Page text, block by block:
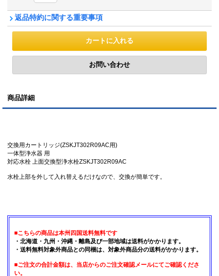
返品特約に関する重要事項
商品詳細
交換用カートリッジ(ZSKJT302R09AC用)
一体型浄水器 用
対応水栓 上面交換型浄水栓ZSKJT302R09AC
水栓上部を外して入れ替えるだけなので、交換が簡単です。
■こちらの商品は本州四国送料無料です
・北海道・九州・沖縄・離島及び一部地域は送料がかかります。
・送料無料対象外商品との同梱は、対象外商品分の送料がかかります。
■ご注文の合計金額は、当店からのご注文確認メールにてご確認くださ
い。